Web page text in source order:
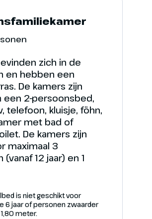
zich in de
en hebben een
De kamers zijn
een 2-persoonsbed,
telefoon, kluisje, föhn,
met bad of
De kamers zijn
maximaal 3
12 jaar) en 1
is niet geschikt voor
6 jaar of personen zwaarder
meter.
Foto's